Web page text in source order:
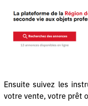
Ensuite suivez les
votre vente, votre prêt